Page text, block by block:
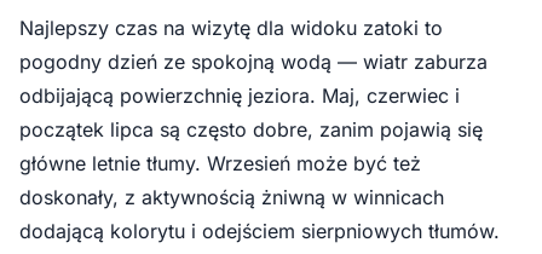
Najlepszy czas na wizytę dla widoku zatoki to
pogodny dzień ze spokojną wodą — wiatr zaburza
odbijającą powierzchnię jeziora. Maj, czerwiec i
początek lipca są często dobre, zanim pojawią się
główne letnie tłumy. Wrzesień może być też
doskonały, z aktywnością żniwną w winnicach
dodającą kolorytu i odejściem sierpniowych tłumów.